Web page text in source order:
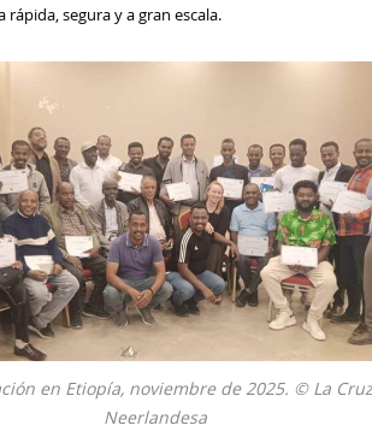
segura y a gran escala.
en Etiopía, noviembre de 2025. © La
Neerlandesa